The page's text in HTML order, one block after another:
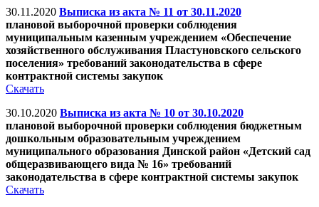
30.11.2020 Выписка из акта № 11 от 30.11.2020
плановой выборочной проверки соблюдения
муниципальным казенным учреждением «Обеспечение
хозяйственного обслуживания Пластуновского сельского
поселения» требований законодательства в сфере
контрактной системы закупок
Скачать
30.10.2020 Выписка из акта № 10 от 30.10.2020
плановой выборочной проверки соблюдения бюджетным
дошкольным образовательным учреждением
муниципального образования Динской район «Детский сад
общеразвивающего вида № 16» требований
законодательства в сфере контрактной системы закупок
Скачать